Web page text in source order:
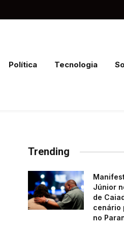
Política Tecnologia
Trending
Júnior
de
cenário
no